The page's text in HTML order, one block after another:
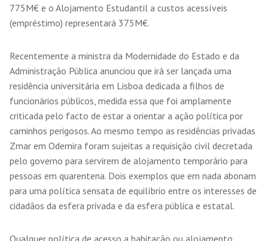
775M€ e o Alojamento Estudantil a custos acessíveis
(empréstimo) representará 375M€.
Recentemente a ministra da Modernidade do Estado e da
Administração Pública anunciou que irá ser lançada uma
residência universitária em Lisboa dedicada a filhos de
funcionários públicos, medida essa que foi amplamente
criticada pelo facto de estar a orientar a ação política por
caminhos perigosos. Ao mesmo tempo as residências privadas
Zmar em Odemira foram sujeitas a requisição civil decretada
pelo governo para servirem de alojamento temporário para
pessoas em quarentena. Dois exemplos que em nada abonam
para uma política sensata de equilíbrio entre os interesses de
cidadãos da esfera privada e da esfera pública e estatal.